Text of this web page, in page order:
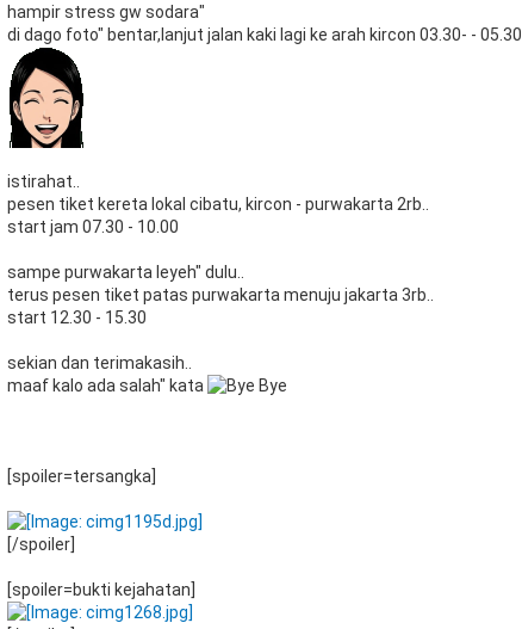
hampir stress gw sodara"
di dago foto" bentar,lanjut jalan kaki lagi ke arah kircon 03.30- - 05.30
istirahat..
pesen tiket kereta lokal cibatu, kircon - purwakarta 2rb..
start jam 07.30 - 10.00
sampe purwakarta leyeh" dulu..
terus pesen tiket patas purwakarta menuju jakarta 3rb..
start 12.30 - 15.30
sekian dan terimakasih..
maaf kalo ada salah" kata
[spoiler=tersangka]
[/spoiler]
[spoiler=bukti kejahatan]